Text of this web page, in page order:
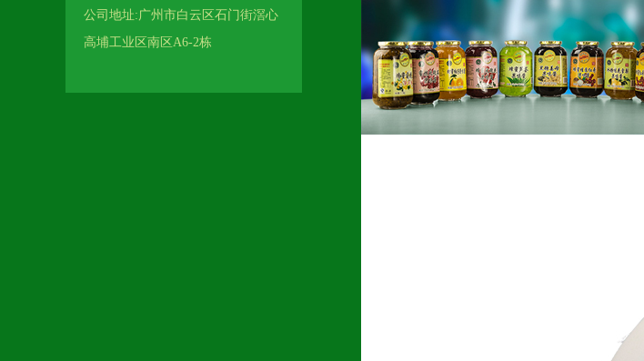
公司地址:广州市白云区石门街滘心
高埔工业区南区A6-2栋